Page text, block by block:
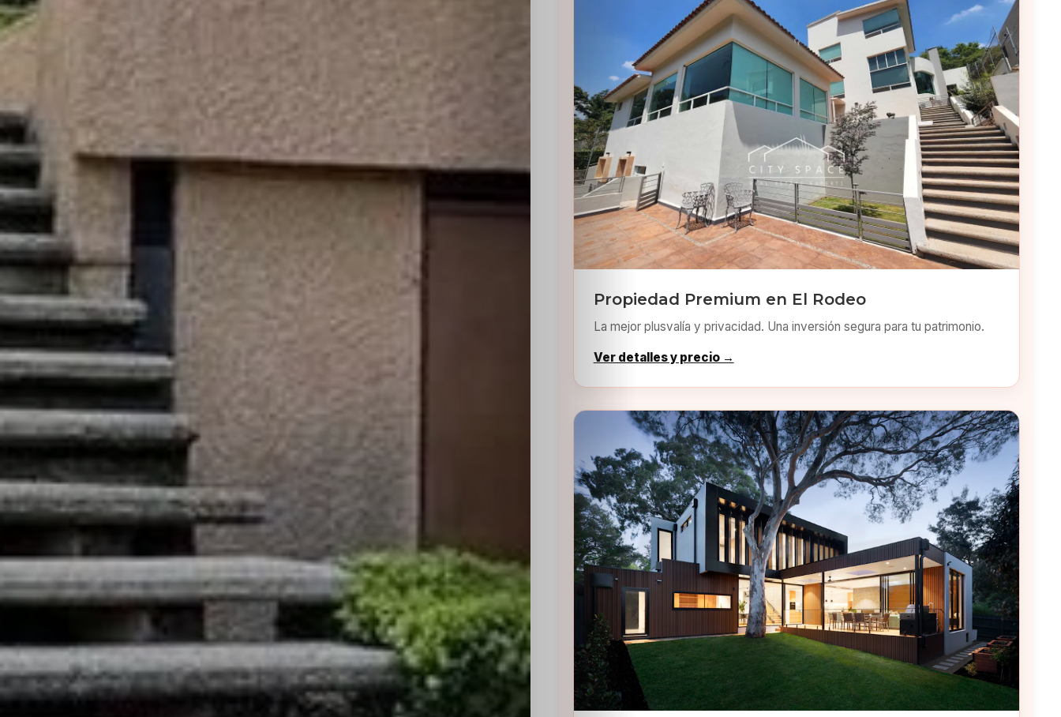
Casting
Sabritas
Casting
HolliKids
Contacto
Search
Propiedad Premium en El Rodeo
La mejor plusvalía y privacidad. Una inversión segura para tu patrimonio.
Ver detalles y precio →